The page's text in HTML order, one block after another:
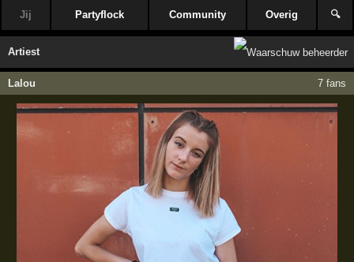
Jij Partyflock Community Overig 🔍
Artiest
Lalou 7 fans